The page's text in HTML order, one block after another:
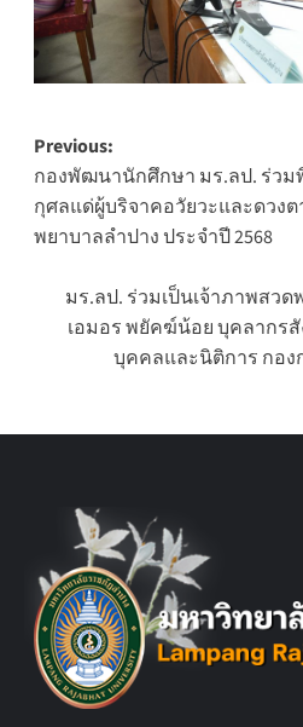
Post
navigation
Previous:
กองพัฒนานักศึกษา มร.ลป. ร่ว
กุศลแด่ผู้บริจาคอวัยวะและดวง
พยาบาลลำปาง ประจำปี 2568
มร.ลป. ร่วมเป็นเจ้าภาพสว
เอมอร พยัคฆ์น้อย บุคลากร
บุคคลและนิติการ กอง